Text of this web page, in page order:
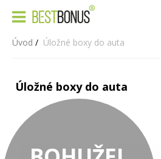
Úvod Úložné boxy do auta
Úložné boxy do auta